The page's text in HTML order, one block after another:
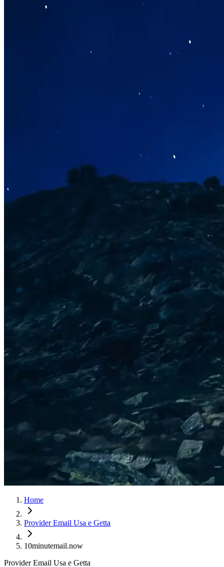
Home
Provider Email Usa e Getta
10minutemail.now
Provider Email Usa e Getta